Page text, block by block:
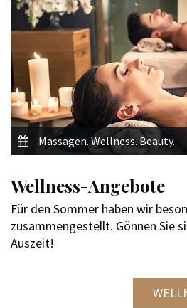
Massagen. Wellness. Beauty.
Wellness-Angebote
Für den Sommer haben wir
zusammengestellt. Gönnen Sie
Auszeit!